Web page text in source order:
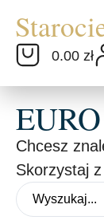
0.00 zł
Chcesz
Skorzystaj